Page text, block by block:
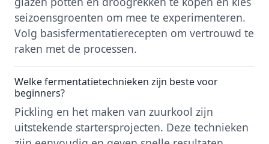
seizoensgroenten om mee te experimenteren.
Volg basisfermentatierecepten om vertrouwd te
raken met de processen.
Welke fermentatietechnieken zijn beste voor
beginners?
Pickling en het maken van zuurkool zijn
uitstekende startersprojecten. Deze technieken